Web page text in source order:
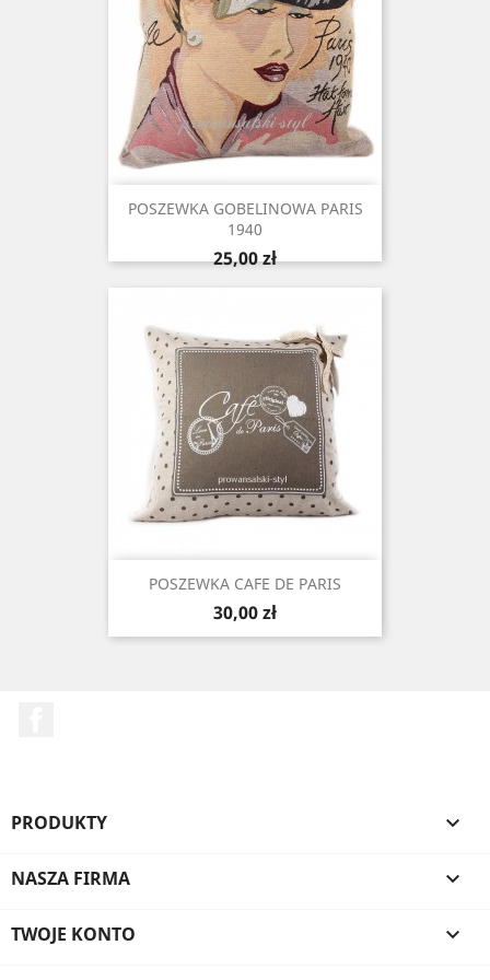
POSZEWKA GOBELINOWA PARIS
1940
Cena
25,00 zł
POSZEWKA CAFE DE PARIS
Cena
30,00 zł
PRODUKTY 
NASZA FIRMA 
TWOJE KONTO 